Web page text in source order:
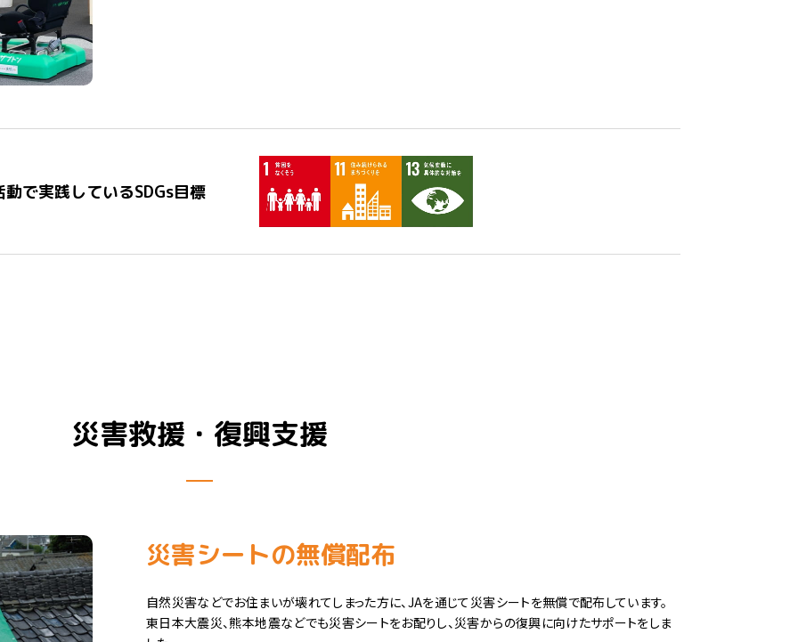
で実践しているSDGs目標
災害救援・復興支援
災害シートの無償配布
自然災害などでお住まいが壊れてしまった方に、JAを通じて災害シートを無償で配布しています。
東日本大震災、熊本地震などでも災害シートをお配りし、災害からの復興に向けたサポートをしま